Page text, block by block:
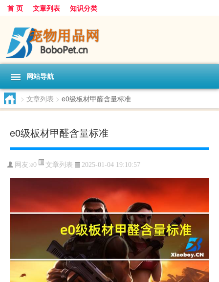
首 页 文章列表 知识分类
网站导航
> 文章列表 > e0级板材甲醛含量标准
e0级板材甲醛含量标准
网友:e0 文章列表 2025-01-04 19:10:57